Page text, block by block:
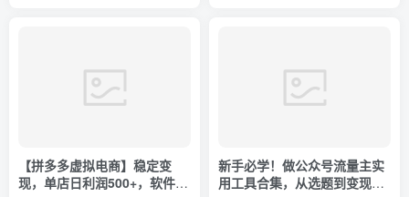
【拼多多虚拟电商】稳定变
现，单店日利润500+，软件挂
新手必学！做公众号流量主实
用工具合集，从选题到变现，